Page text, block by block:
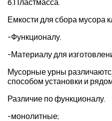
6.Пластмасса.
Емкости для сбора мусора
-Функционалу.
-Материалу для
Мусорные урны
способом установки и
Различие по функционалу.
-монолитные;